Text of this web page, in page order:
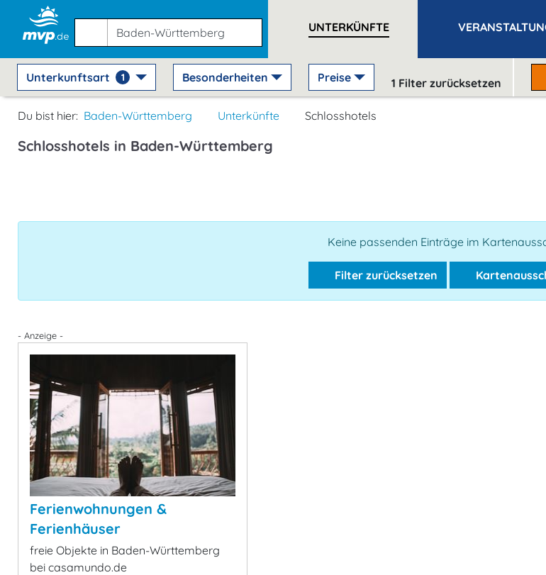
UNTERKÜNFTE
Unterkunftsart 1 Besonderheiten Preise 1 Filter zurücksetzen
Du bist hier: Baden-Württemberg Unterkünfte Schlosshotels
Schlosshotels in Baden-Württemberg
Keine passenden Einträge im
Filter zurücksetzen
- Anzeige -
Ferienwohnungen &
Ferienhäuser
freie Objekte in Baden-Württemberg
bei casamundo.de